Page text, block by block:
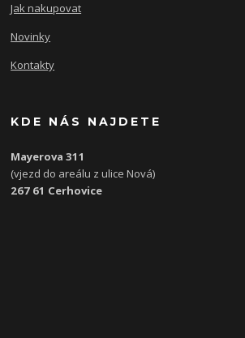
Jak nakupovat
Novinky
Kontakty
KDE NÁS NAJDETE
Mayerova 311
(vjezd do areálu z ulice Nová)
267 61 Cerhovice